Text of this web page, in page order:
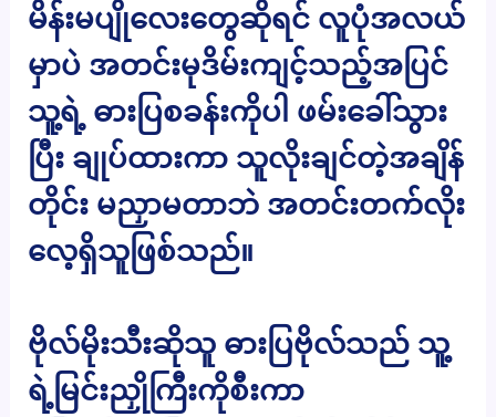
မိန်းမပျိုလေးတွေဆိုရင် လူပုံအလယ်
မှာပဲ အတင်းမုဒိမ်းကျင့်သည့်အပြင်
သူ့ရဲ့ ဓားပြစခန်းကိုပါ ဖမ်းခေါ်သွား
ပြီး ချုပ်ထားကာ သူလိုးချင်တဲ့အချိန်
တိုင်း မညှာမတာဘဲ အတင်းတက်လိုး
လေ့ရှိသူဖြစ်သည်။
ဗိုလ်မိုးသီးဆိုသူ ဓားပြဗိုလ်သည် သူ့
ရဲ့မြင်းညှိုကြီးကိုစီးကာ